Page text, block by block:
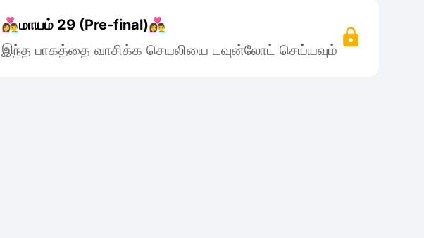
👩‍❤️‍👨மாயம் 29 (Pre-final)👩‍❤️‍👨
இந்த பாகத்தை வாசிக்க செயலியை டவுன்லோட் செய்யவும்